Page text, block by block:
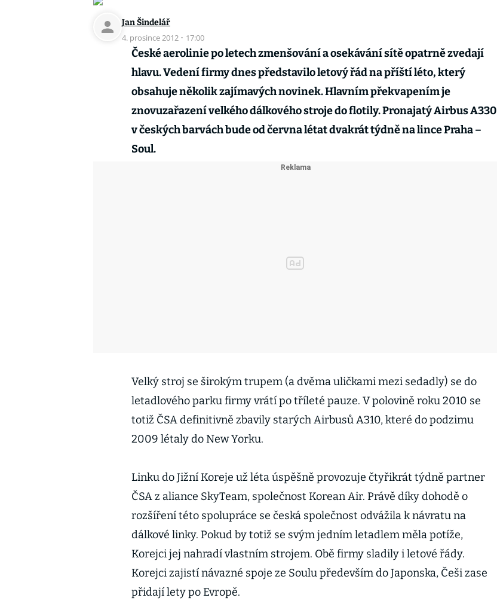
Jan Šindelář
4. prosince 2012 · 17:00
České aerolinie po letech zmenšování a osekávání sítě opatrně zvedají
hlavu. Vedení firmy dnes představilo letový řád na příští léto, který
obsahuje několik zajímavých novinek. Hlavním překvapením je
znovuzařazení velkého dálkového stroje do flotily. Pronajatý Airbus A330
v českých barvách bude od června létat dvakrát týdně na lince Praha –
Soul.
Velký stroj se širokým trupem (a dvěma uličkami mezi sedadly) se do
letadlového parku firmy vrátí po tříleté pauze. V polovině roku 2010 se
totiž ČSA definitivně zbavily starých Airbusů A310, které do podzimu
2009 létaly do New Yorku.
Linku do Jižní Koreje už léta úspěšně provozuje čtyřikrát týdně partner
ČSA z aliance SkyTeam, společnost Korean Air. Právě díky dohodě o
rozšíření této spolupráce se česká společnost odvážila k návratu na
dálkové linky. Pokud by totiž se svým jedním letadlem měla potíže,
Korejci jej nahradí vlastním strojem. Obě firmy sladily i letové řády.
Korejci zajistí návazné spoje ze Soulu především do Japonska, Češi zase
přidají lety po Evropě.